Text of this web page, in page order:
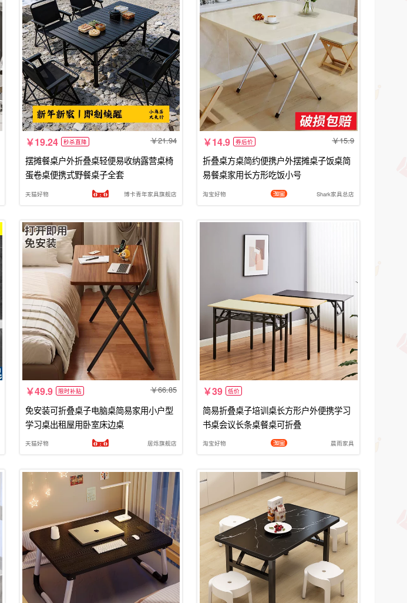
19.24 秒杀直降 21.94
摆摊餐桌户外折叠桌轻便易收纳露营桌椅
蛋卷桌便携式野餐桌子全套
天猫好物 博卡青年家具旗舰店
14.9 券后价 15.9
折叠桌方桌简约便携户外摆摊桌子饭桌简
易餐桌家用长方形吃饭小号
淘宝好物 Shark家具总店
49.9 限时补贴 66.85
免安装可折叠桌子电脑桌简易家用小户型
学习桌出租屋用卧室床边桌
天猫好物 居烁旗舰店
39 低价
简易折叠桌子培训桌长方形户外便携学习
书桌会议长条桌餐桌可折叠
淘宝好物 晨雨家具